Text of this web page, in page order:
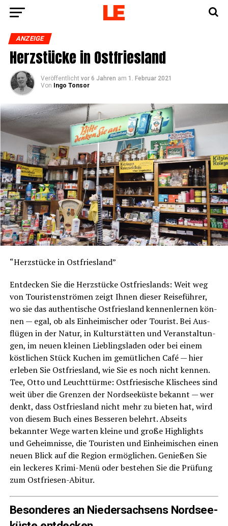
ANZEIGE
Herz­stü­cke in Ostfriesland
Veröffentlicht vor 6 Jahren am 1. Februar 2021
Von
Ingo Tonsor
“Herz­stü­cke in Ostfriesland”
Ent­de­cken Sie die Herz­stü­cke Ost­fries­lands: Weit weg
von Tou­ris­ten­strö­men zeigt Ihnen die­ser Rei­se­füh­rer,
wo sie das authen­ti­sche Ost­fries­land ken­nen­ler­nen kön­
nen — egal, ob als Ein­hei­mi­scher oder Tou­rist. Bei Aus­
flü­gen in der Natur, in Kul­tur­stät­ten und Ver­an­stal­tun­
gen, im neu­en klei­nen Lieb­lings­la­den oder bei einem
köst­li­chen Stück Kuchen im gemüt­li­chen Café — hier
erle­ben Sie Ost­fries­land, wie Sie es noch nicht ken­nen.
Tee, Otto und Leucht­tür­me: Ost­frie­si­sche Kli­schees sind
weit über die Gren­zen der Nord­see­küs­te bekannt — wer
denkt, dass Ost­fries­land nicht mehr zu bie­ten hat, wird
von die­sem Buch eines Bes­se­ren belehrt. Abseits
bekann­ter Wege war­ten klei­ne und gro­ße High­lights
und Geheim­nis­se, die Tou­ris­ten und Ein­hei­mi­schen einen
neu­en Blick auf die Regi­on ermög­li­chen. Genie­ßen Sie
ein lecke­res Kri­mi-Menü oder bestehen Sie die Prü­fung
zum Ostfriesen-Abitur.
Beson­de­res an Nie­der­sach­sens Nord­see­